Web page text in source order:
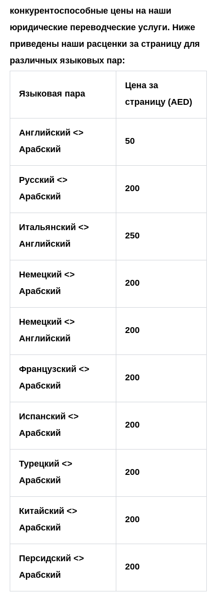
конкурентоспособные цены на наши
юридические переводческие услуги. Ниже
приведены наши расценки за страницу для
различных языковых пар:
Языковая пара
Цена за
страницу (AED)
Английский <>
Арабский
50
Русский <>
Арабский
200
Итальянский <>
Английский
250
Немецкий <>
Арабский
200
Немецкий <>
Английский
200
Французский <>
Арабский
200
Испанский <>
Арабский
200
Турецкий <>
Арабский
200
Китайский <>
Арабский
200
Персидский <>
Арабский
200